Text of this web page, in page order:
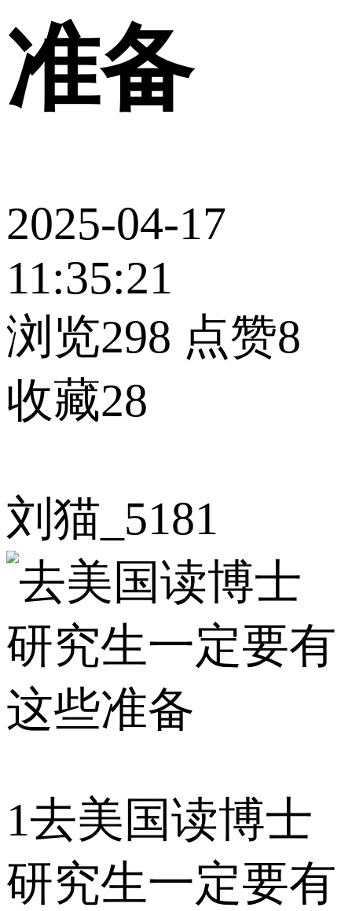
准备
2025-04-17
11:35:21
浏览298 点赞8
收藏28
刘猫_5181
1去美国读博士
研究生一定要有